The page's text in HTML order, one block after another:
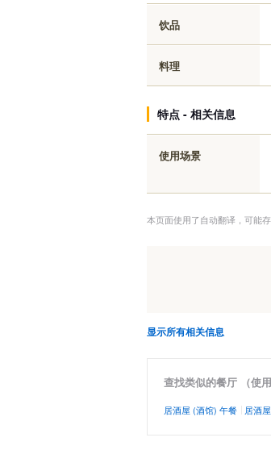
饮品
料理
特点 - 相关信息
使用场景
本页面使用了自动翻译，可能
显示所有相关信息
查找类似的餐厅 （使
居酒屋 (酒馆) 午餐 居酒